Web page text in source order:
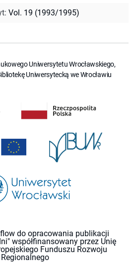
: Vol. 19 (1993/1995)
Uniwersytetu Wrocławskiego,
Uniwersytecką we Wrocławiu
do opracowania publikacji
współfinansowany przez Unię
Funduszu Rozwoju
Regionalnego